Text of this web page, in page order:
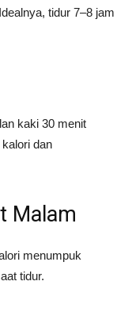
tidur 7–8 jam
kaki 30 menit
dan
Malam
menumpuk
tidur.